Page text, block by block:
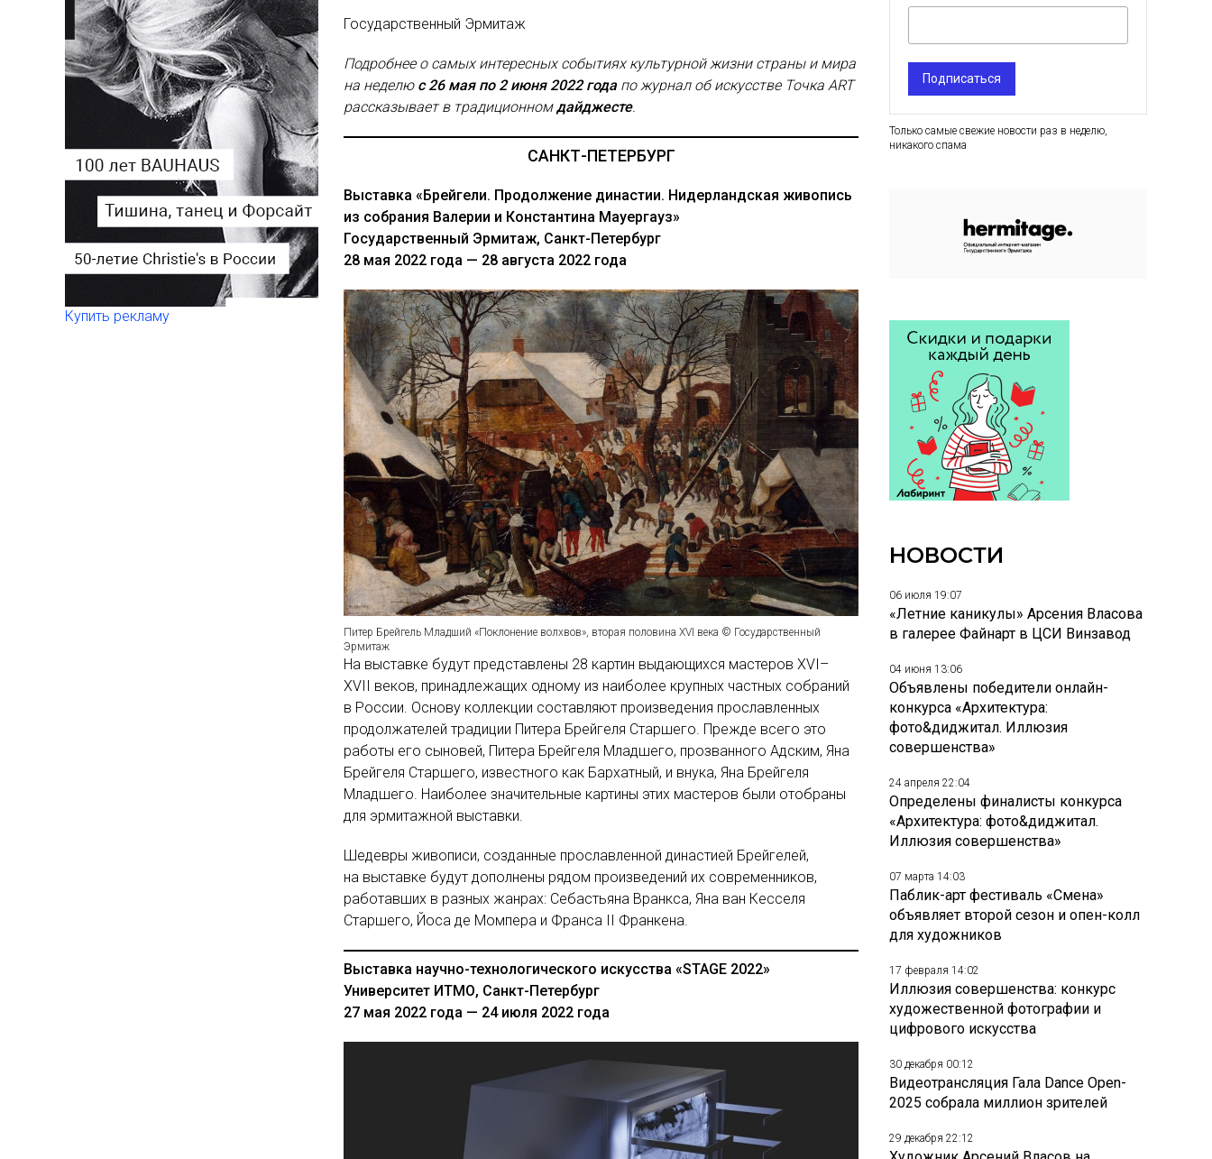
Купить рекламу
Государственный Эрмитаж
Подробнее о самых интересных событиях культурной жизни страны и мира
на неделю с 26 мая по 2 июня 2022 годапо журнал об искусстве Точка ART
рассказывает в традиционномдайджесте.
САНКТ-ПЕТЕРБУРГ
Выставка «Брейгели. Продолжение династии. Нидерландская живопись
из собрания Валерии и Константина Мауергауз»
Государственный Эрмитаж, Санкт-Петербург
28 мая 2022 года — 28 августа 2022 года
Питер Брейгель Младший «Поклонение волхвов», вторая половина XVI века © Государственный
Эрмитаж
На выставке будут представлены 28 картин выдающихся мастеров XVI–
XVII веков, принадлежащих одному из наиболее крупных частных собраний
в России. Основу коллекции составляют произведения прославленных
продолжателей традиции Питера Брейгеля Старшего. Прежде всего это
работы его сыновей, Питера Брейгеля Младшего, прозванного Адским, Яна
Брейгеля Старшего, известного как Бархатный, и внука, Яна Брейгеля
Младшего. Наиболее значительные картины этих мастеров были отобраны
для эрмитажной выставки.
Шедевры живописи, созданные прославленной династией Брейгелей,
на выставке будут дополнены рядом произведений их современников,
работавших в разных жанрах: Себастьяна Вранкса, Яна ван Кесселя
Старшего, Йоса де Момпера и Франса II Франкена.
Выставка научно-технологического искусства «STAGE 2022»
Университет ИТМО, Санкт-Петербург
27 мая 2022 года — 24 июля 2022 года
Подписаться
Только самые свежие новости раз в неделю,
никакого спама
НОВОСТИ
06 июля 19:07
«Летние каникулы» Арсения Власова
в галерее Файнарт в ЦСИ Винзавод
04 июня 13:06
Объявлены победители онлайн-
конкурса «Архитектура:
фото&диджитал. Иллюзия
совершенства»
24 апреля 22:04
Определены финалисты конкурса
«Архитектура: фото&диджитал.
Иллюзия совершенства»
07 марта 14:03
Паблик-арт фестиваль «Смена»
объявляет второй сезон и опен-колл
для художников
17 февраля 14:02
Иллюзия совершенства: конкурс
художественной фотографии и
цифрового искусства
30 декабря 00:12
Видеотрансляция Гала Dance Open-
2025 собрала миллион зрителей
29 декабря 22:12